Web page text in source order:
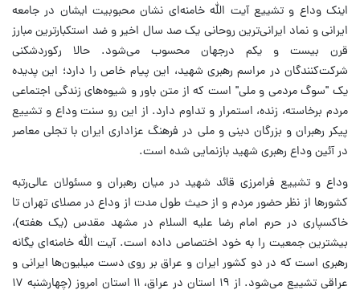
اینک وداع و تشییع آیت الله خامنه‌ای نشان محبوبیت ایشان در جامعه
ایرانی و نماد ایرانی‌ترین روحانی یک صد سال اخیر و ضد استکبارترین مبارز
قرن بیست و یکم درجهان محسوب می‌شود. حالا رکوردشکنی
شرکت‌کنندگان در مراسم رهبری شهید، این پیام خاص را دارد؛ این پدیده
یک "سوگ مردمی و ملی" است که از متن باور و شیوه‌های زندگی اجتماعی
مردم برخاسته، زنده، استمرار و تداوم دارد. از این رو سنت وداع و تشییع
پیکر رهبران و بزرگان دینی و ملی در فرهنگ عزاداری ایران با تجلی معاصر
در آئین وداع رهبری شهید بازنمایی شده است.
وداع و تشییع فرامرزی قائد شهید در میان رهبران و مسئولان عالی‌رتبه
کشورها از نظر حضور مردم و از حیث طول مدت از وداع در مصلای تهران تا
خاکسپاری در حرم امام رضا علیه السلام در مشهد مقدس (یک هفته)،
بیشترین جمعیت را به خود اختصاص داده است. آیت الله خامنه‌ای یگانه
رهبری است که در دو کشور ایران و عراق بر روی دست میلیون‌ها ایرانی و
عراقی تشییع می‌شود. از ۱۹ استان در عراق، ١١ استان امروز (چهارشنبه ١٧